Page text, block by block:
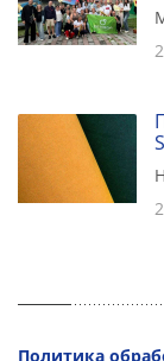
Политика